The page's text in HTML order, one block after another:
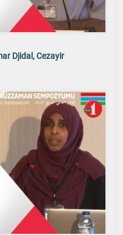
Djidal, Cezayir